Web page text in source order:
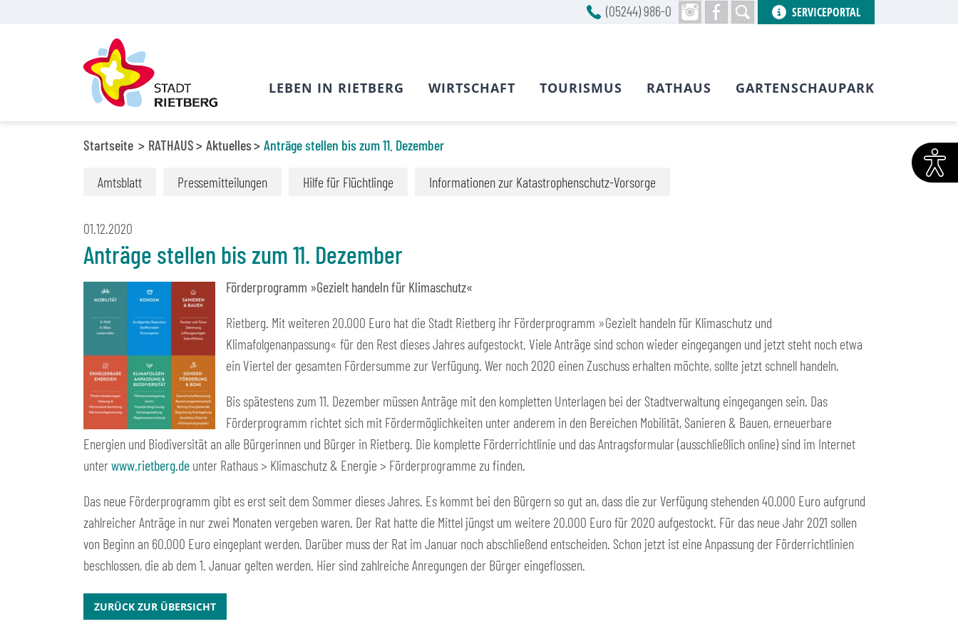
Startseite RATHAUS Aktuelles Anträge stellen bis zum 11. Dezember
Amtsblatt Pressemitteilungen Hilfe für Flüchtlinge Informationen zur Katastrophenschutz-Vorsorge
01.12.2020
Anträge stellen bis zum 11. Dezember
Förderprogramm »Gezielt handeln für Klimaschutz«
Rietberg. Mit weiteren 20.000 Euro hat die Stadt Rietberg ihr Förderprogramm »Gezielt handeln für Klimaschutz und
Klimafolgenanpassung« für den Rest dieses Jahres aufgestockt. Viele Anträge sind schon wieder eingegangen und jetzt steht noch etwa
ein Viertel der gesamten Fördersumme zur Verfügung. Wer noch 2020 einen Zuschuss erhalten möchte, sollte jetzt schnell handeln.
Bis spätestens zum 11. Dezember müssen Anträge mit den kompletten Unterlagen bei der Stadtverwaltung eingegangen sein. Das
Förderprogramm richtet sich mit Fördermöglichkeiten unter anderem in den Bereichen Mobilität, Sanieren & Bauen, erneuerbare
Energien und Biodiversität an alle Bürgerinnen und Bürger in Rietberg. Die komplette Förderrichtlinie und das Antragsformular (ausschließlich online) sind im Internet
unterwww.rietberg.de unter Rathaus > Klimaschutz & Energie > Förderprogramme zu finden.
Das neue Förderprogramm gibt es erst seit dem Sommer dieses Jahres. Es kommt bei den Bürgern so gut an, dass die zur Verfügung stehenden 40.000 Euro aufgrund
zahlreicher Anträge in nur zwei Monaten vergeben waren. Der Rat hatte die Mittel jüngst um weitere 20.000 Euro für 2020 aufgestockt. Für das neue Jahr 2021 sollen
von Beginn an 60.000 Euro eingeplant werden. Darüber muss der Rat im Januar noch abschließend entscheiden. Schon jetzt ist eine Anpassung der Förderrichtlinien
beschlossen, die ab dem 1. Januar gelten werden. Hier sind zahlreiche Anregungen der Bürger eingeflossen.
ZURÜCK ZUR ÜBERSICHT
(05244) 986-0 SERVICEPORTAL
LEBEN IN RIETBERG WIRTSCHAFT TOURISMUS RATHAUS GARTENSCHAUPARK